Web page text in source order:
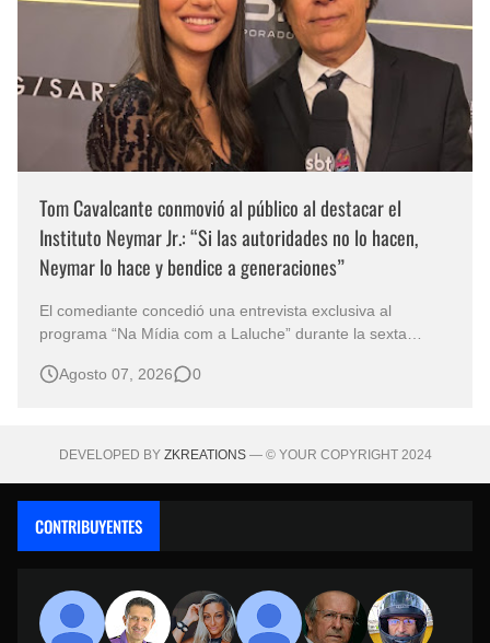
Tom Cavalcante conmovió al público al destacar el
Instituto Neymar Jr.: “Si las autoridades no lo hacen,
Neymar lo hace y bendice a generaciones”
El comediante concedió una entrevista exclusiva al
programa “Na Mídia com a Laluche” durante la sexta
eventos benéficos más importantes de Brasil. En medio del
Agosto 07, 2026 0
DEVELOPED BY ZKREATIONS— © YOUR COPYRIGHT 2024
CONTRIBUYENTES